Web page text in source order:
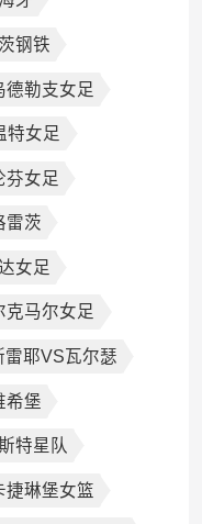
钢铁
德勒支女足
特女足
芬女足
雷茨
女足
克马尔女足
雷耶VS瓦尔瑟
希堡
特星队
捷琳堡女篮